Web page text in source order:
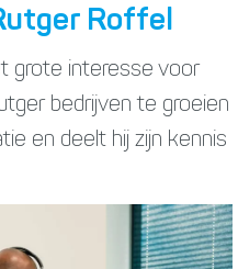
Roffel
grote interesse voor
bedrijven te groeien
en deelt hij zijn kennis